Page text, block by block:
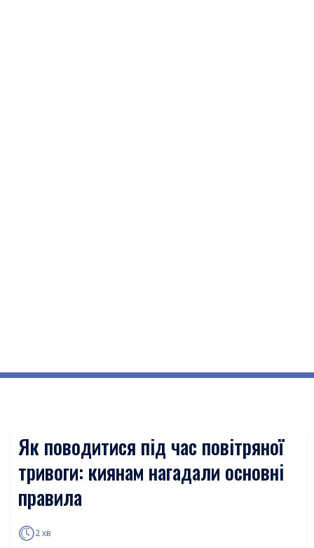
Як поводитися під час повітряної
тривоги: киянам нагадали основні
правила
2 хв